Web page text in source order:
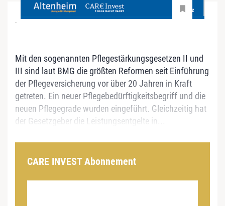
-
Mit den sogenannten Pflegestärkungsgesetzen II und
III sind laut BMG die größten Reformen seit Einführung
der Pflegeversicherung vor über 20 Jahren in Kraft
getreten. Ein neuer Pflegebedürftigkeitsbegriff und die
neuen Pflegegrade wurden eingeführt. Gleichzeitig hat
der Gesetzgeber die Leistungsentgelte in...
CARE INVEST Abonnement